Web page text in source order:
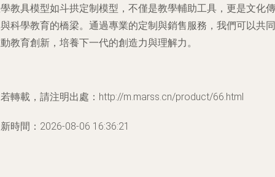
教具模型如斗拱定制模型，不僅是教學輔助工具，更是文化傳
科學教育的橋梁。通過專業的定制與銷售服務，我們可以共同
教育創新，培養下一代的創造力與理解力。
轉載，請注明出處：http://m.marss.cn/product/66.html
時間：2026-08-06 16:36:21